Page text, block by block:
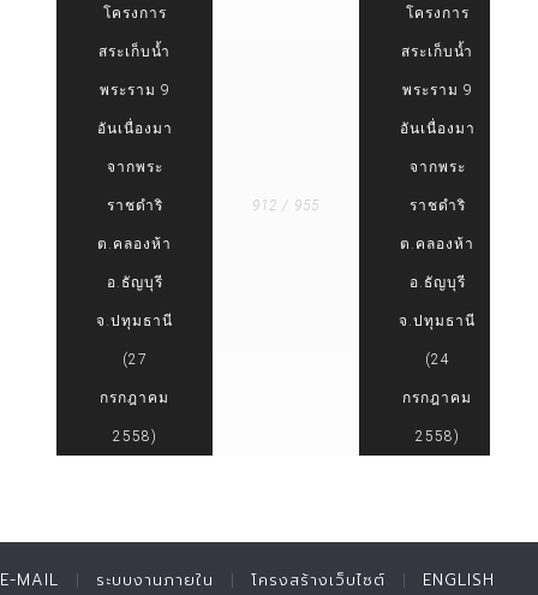
โครงการ
สระเก็บน้ำ
พระราม 9
อันเนื่องมา
จากพระ
ราชดำริ
ต.คลองห้า
อ.ธัญบุรี
จ.ปทุมธานี
(27
กรกฎาคม
2558)
912 / 955
โครงการ
สระเก็บน้ำ
พระราม 9
อันเนื่องมา
จากพระ
ราชดำริ
ต.คลองห้า
อ.ธัญบุรี
จ.ปทุมธานี
(24
กรกฎาคม
2558)
E-MAIL ระบบงานภายใน โครงสร้างเว็บไซต์ ENGLISH